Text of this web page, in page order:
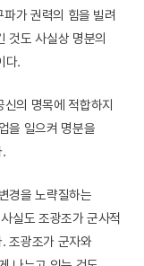
가 권력의 힘을 빌려
것도 사실상 명분의
다.
의 명목에 적합하지
을 일으켜 명분을
.
경을 노략질하는
실도 조광조가 군사적
조광조가 군자와